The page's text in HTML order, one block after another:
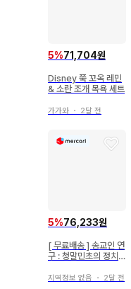
5%71,704원
Disney 쭉 꼬옥 레민
& 소란 조개 목욕 세트
가가와 ・ 2달 전
5%76,233원
[ 무료배송 ] 송교인 연
구 : 청말민초의 정치
지역정보 없음 ・ 2달 전